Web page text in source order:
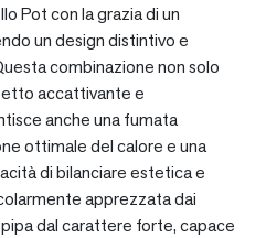
Pot con la grazia di un
un design distintivo e
combinazione non solo
accattivante e
anche una fumata
ottimale del calore e una
di bilanciare estetica e
apprezzata dai
dal carattere forte, capace